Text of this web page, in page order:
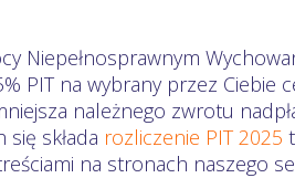
Niepełnosprawnym
PIT na wybrany przez Ciebie
należnego zwrotu
składa rozliczenie PIT 2025
na stronach naszego